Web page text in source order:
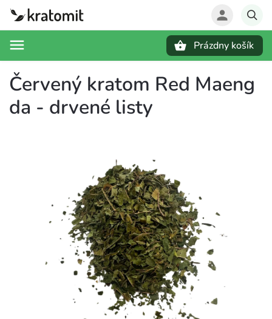
Prázdny košík
Červený kratom Red Maeng
da - drvené listy